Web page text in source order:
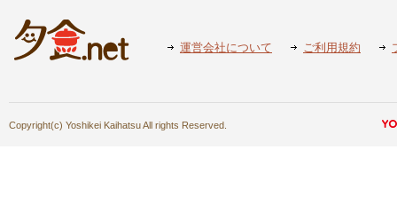
運営会社について ご利用規約
Copyright(c) Yoshikei Kaihatsu All rights Reserved.